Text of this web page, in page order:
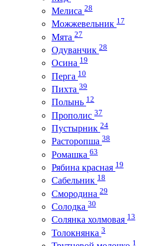
Мелиса 28
Можжевельник 17
Мята 27
Одуванчик 28
Осина 19
Перга 10
Пихта 39
Полынь 12
Прополис 37
Пустырник 24
Расторопша 38
Ромашка 63
Рябина красная 19
Сабельник 18
Смородина 29
Солодка 30
Солянка холмовая 13
Толокнянка 3
1